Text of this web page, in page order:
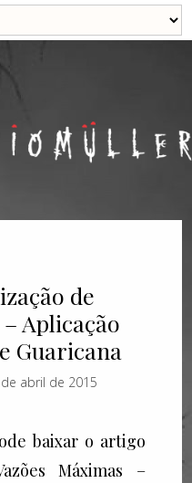
de
Aplicação
Guaricana
abril de 2015
baixar o artigo
Máximas –